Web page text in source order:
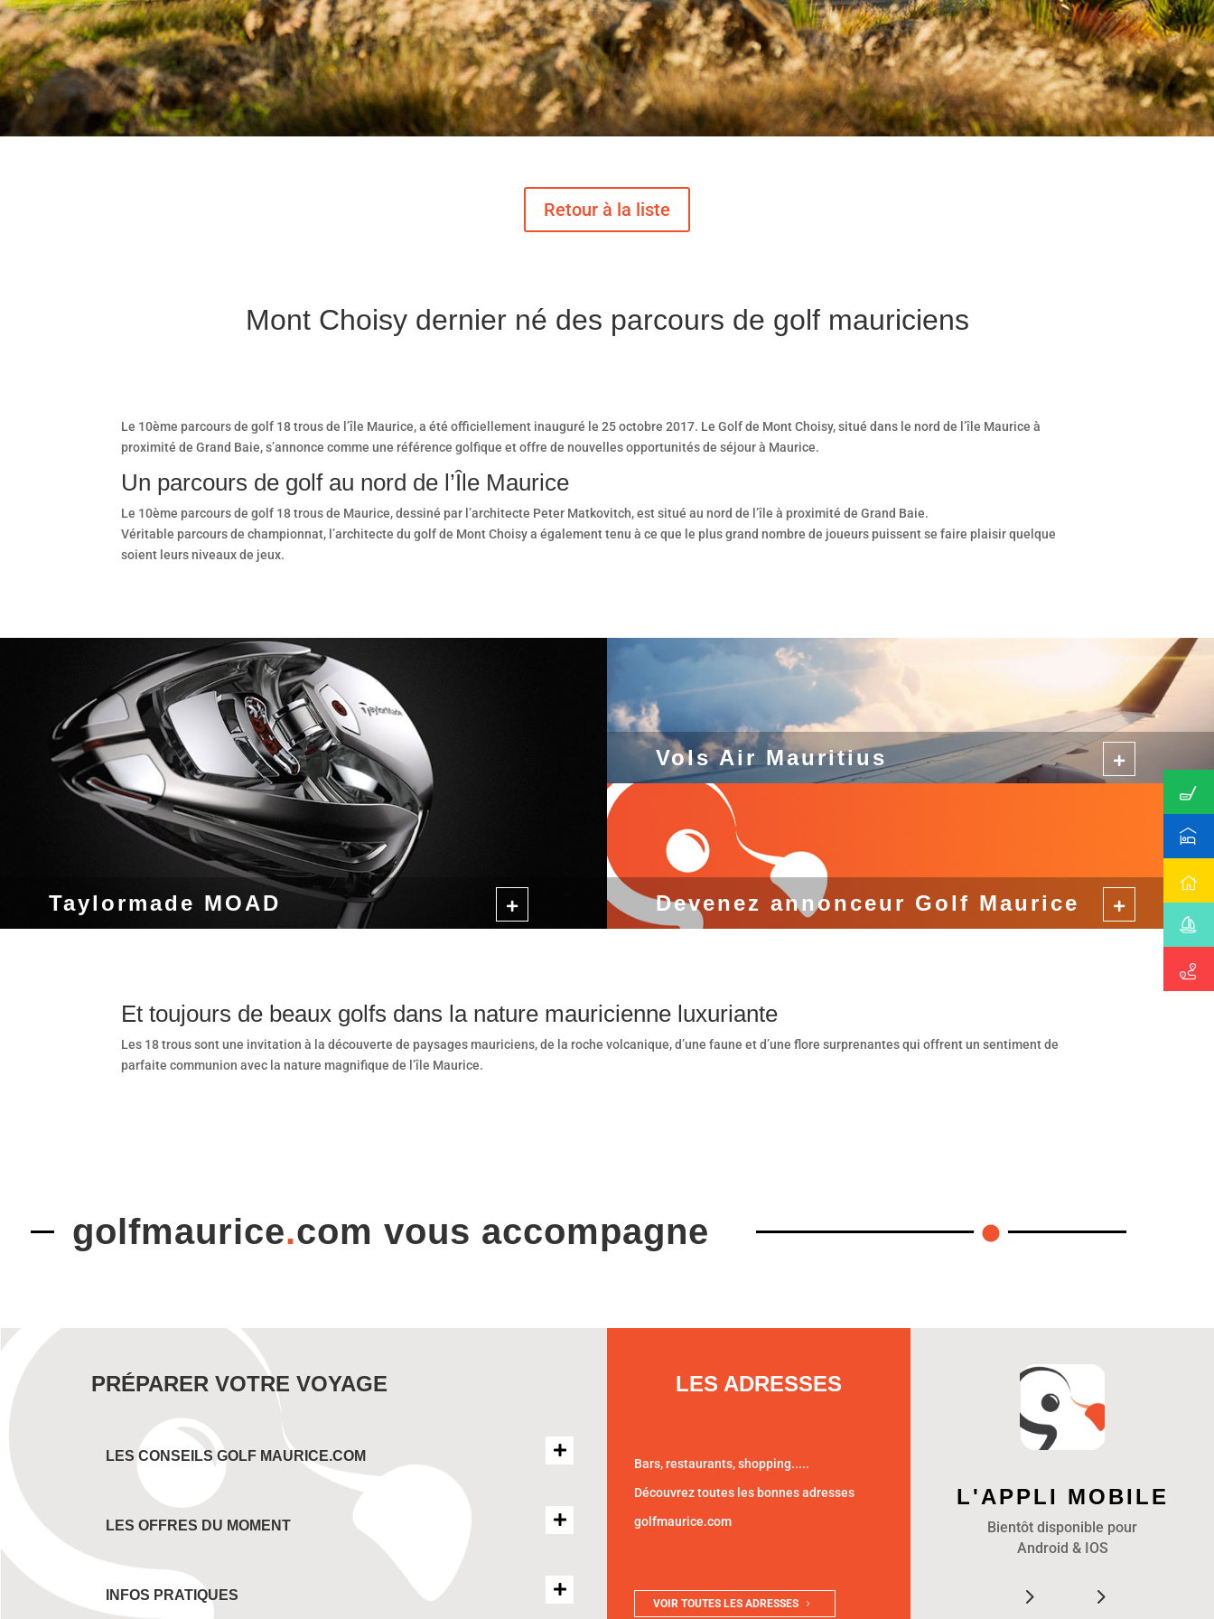
Mont Choisy dernier né des parcours de golf mauriciens
Le 10ème parcours de golf 18 trous de l’île Maurice, a été officiellement inauguré le 25 octobre 2017. Le Golf de Mont Choisy, situé dans le nord de l’île Maurice à
proximité de Grand Baie, s’annonce comme une référence golfique et offre de nouvelles opportunités de séjour à Maurice.
Un parcours de golf au nord de l’Île Maurice
Le 10ème parcours de golf 18 trous de Maurice, dessiné par l’architecte Peter Matkovitch, est situé au nord de l’île à proximité de Grand Baie.
Véritable parcours de championnat, l’architecte du golf de Mont Choisy a également tenu à ce que le plus grand nombre de joueurs puissent se faire plaisir quelque
soient leurs niveaux de jeux.
Taylormade MOAD
Vols Air Mauritius
Devenez annonceur Golf Maurice
Et toujours de beaux golfs dans la nature mauricienne luxuriante
Les 18 trous sont une invitation à la découverte de paysages mauriciens, de la roche volcanique, d’une faune et d’une flore surprenantes qui offrent un sentiment de
parfaite communion avec la nature magnifique de l’île Maurice.
golfmaurice.com vous accompagne
PRÉPARER VOTRE VOYAGE
LES CONSEILS GOLF MAURICE.COM
LES OFFRES DU MOMENT
INFOS PRATIQUES
LES ADRESSES
Bars, restaurants, shopping.....
Découvrez toutes les bonnes adresses
golfmaurice.com
VOIR TOUTES LES ADRESSES
L'APPLI MOBILE
Bientôt disponible pour
Android & IOS